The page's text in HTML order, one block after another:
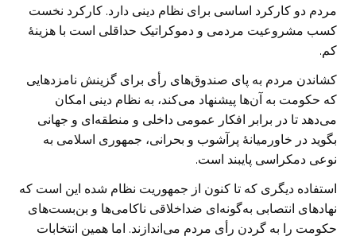
مردم دو کارکرد اساسی برای نظام دینی دارد. کارکرد نخست
کسب مشروعیت مردمی و دموکراتیک حداقلی است با هزینهٔ
کم.
کشاندن مردم به پای صندوق‌های رأی برای گزینش نامزدهایی
که حکومت به آن‌ها پیشنهاد می‌کند، به نظام دینی امکان
می‌دهد تا در برابر افکار عمومی داخلی و منطقه‌ای و جهانی
بگوید در خاورمیانهٔ پرآشوب و بحرانی، جمهوری اسلامی به
نوعی دمکراسی پایبند است.
استفاده دیگری که تا کنون از جمهوریت نظام شده این است که
نهادهای انتصابی به‌گونه‌ای ضداخلاقی ناکامی‌ها و بن‌بست‌های
حکومت را به گردن رأی مردم می‌اندازند. اما همین انتخابات